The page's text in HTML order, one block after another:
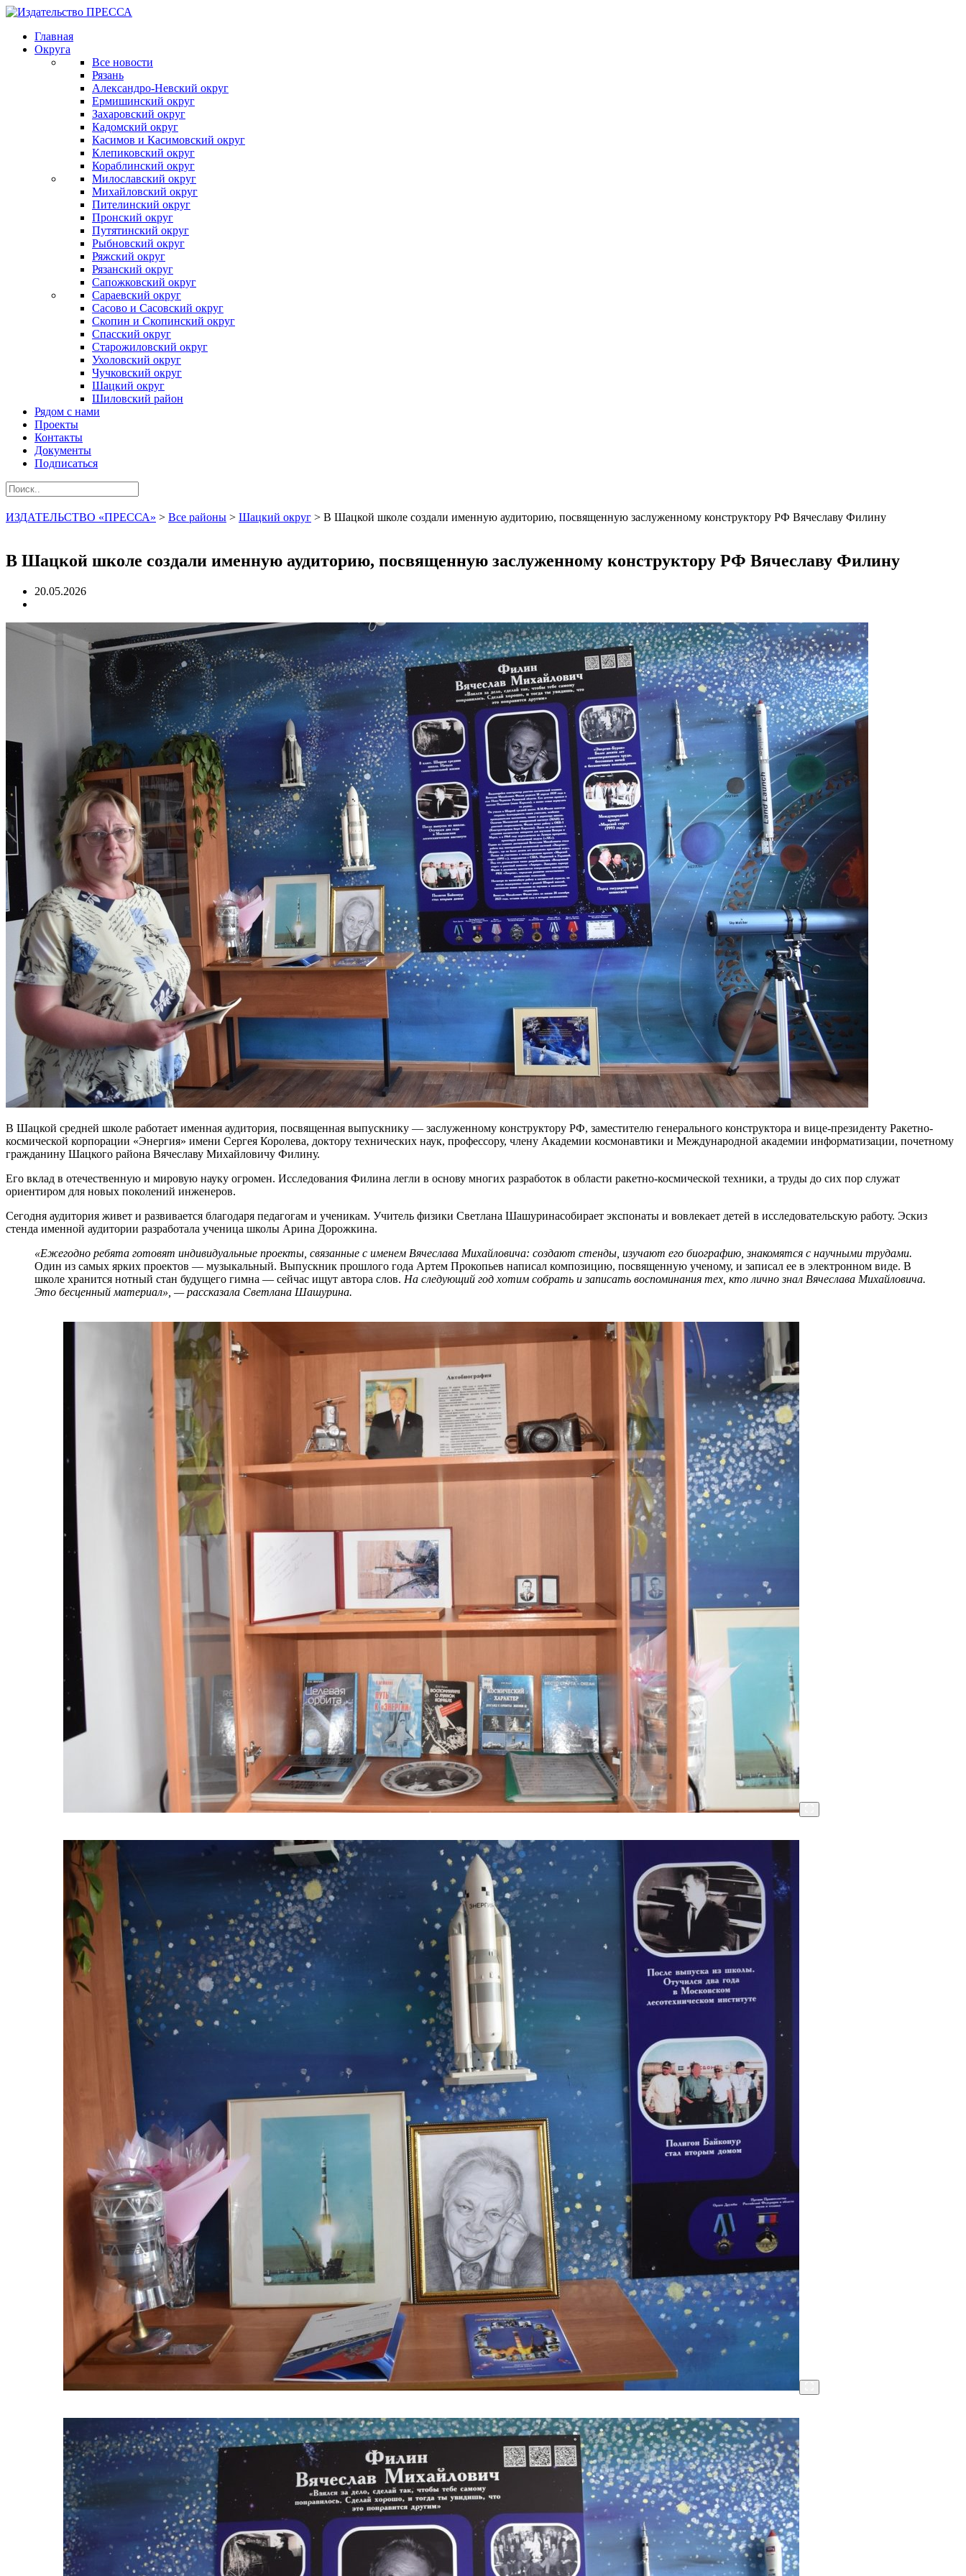
Главная
Округа
Все новости
Рязань
Александро-Невский округ
Ермишинский округ
Захаровский округ
Кадомский округ
Касимов и Касимовский округ
Клепиковский округ
Кораблинский округ
Милославский округ
Михайловский округ
Пителинский округ
Пронский округ
Путятинский округ
Рыбновский округ
Ряжский округ
Рязанский округ
Сапожковский округ
Сараевский округ
Сасово и Сасовский округ
Скопин и Скопинский округ
Спасский округ
Старожиловский округ
Ухоловский округ
Чучковский округ
Шацкий округ
Шиловский район
Рядом с нами
Проекты
Контакты
Документы
Подписаться
ИЗДАТЕЛЬСТВО «ПРЕССА» > Все районы > Шацкий округ > В Шацкой школе создали именную аудиторию, посвященную заслуженному конструктору РФ Вячеславу Филину
В Шацкой школе создали именную аудиторию, посвященную заслуженному конструктору РФ Вячеславу Филину
20.05.2026
В Шацкой средней школе работает именная аудитория, посвященная выпускнику — заслуженному конструктору РФ, заместителю генерального конструктора и вице-президенту Ракетно-
космической корпорации «Энергия» имени Сергея Королева, доктору технических наук, профессору, члену Академии космонавтики и Международной академии информатизации, почетному
гражданину Шацкого района Вячеславу Михайловичу Филину.
Его вклад в отечественную и мировую науку огромен. Исследования Филина легли в основу многих разработок в области ракетно-космической техники, а труды до сих пор служат
ориентиром для новых поколений инженеров.
Сегодня аудитория живет и развивается благодаря педагогам и ученикам. Учитель физики Светлана Шашуринасобирает экспонаты и вовлекает детей в исследовательскую работу. Эскиз
стенда именной аудитории разработала ученица школы Арина Дорожкина.
«Ежегодно ребята готовят индивидуальные проекты, связанные с именем Вячеслава Михайловича: создают стенды, изучают его биографию, знакомятся с научными трудами.
Один из самых ярких проектов — музыкальный. Выпускник прошлого года Артем Прокопьев написал композицию, посвященную ученому, и записал ее в электронном виде. В
школе хранится нотный стан будущего гимна — сейчас ищут автора слов. На следующий год хотим собрать и записать воспоминания тех, кто лично знал Вячеслава Михайловича.
Это бесценный материал», — рассказала Светлана Шашурина.